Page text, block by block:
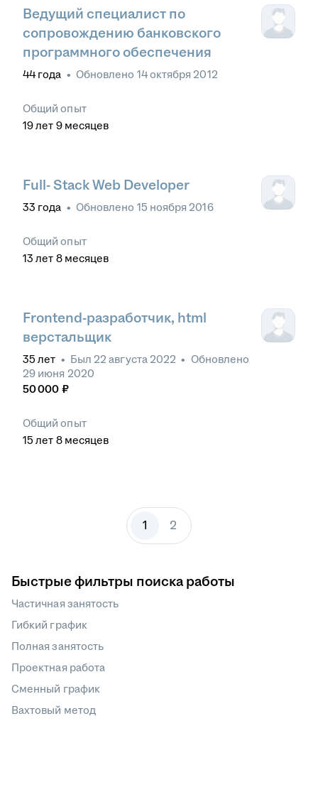
Ведущий специалист по
сопровождению банковского
программного обеспечения
44 года • Обновлено 14 октября 2012
Общий опыт
19лет 9 месяцев
Full- Stack Web Developer
33 года • Обновлено 15 ноября 2016
Общий опыт
13 лет 8 месяцев
Frontend-разработчик, html
верстальщик
35 лет • Был 22 августа 2022 • Обновлено
29 июня 2020
50 000 ₽
Общий опыт
15 лет 8 месяцев
1 2
Быстрые фильтры поиска работы
Частичная занятость
Гибкий график
Полная занятость
Проектная работа
Сменный график
Вахтовый метод